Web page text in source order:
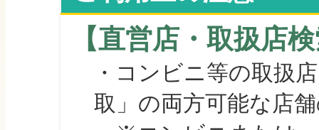
【直営店・取扱店
・コンビニ等の取扱
取」の両方可能な店